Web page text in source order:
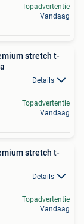
Topadvertentie
Vandaag
stretch t-
Details
Topadvertentie
Vandaag
stretch t-
Details
Topadvertentie
Vandaag